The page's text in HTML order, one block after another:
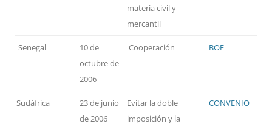
materia civil y
mercantil
Senegal
10 de
octubre de
2006
Cooperación BOE
Sudáfrica
23 de junio
de 2006
Evitar la doble
imposición y la
CONVENIO